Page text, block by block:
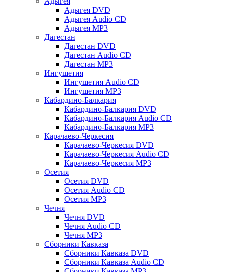
Адыгея DVD
Адыгея Audio CD
Адыгея MP3
Дагестан
Дагестан DVD
Дагестан Audio CD
Дагестан MP3
Ингушетия
Ингушетия Audio CD
Ингушетия MP3
Кабардино-Балкария
Кабардино-Балкария DVD
Кабардино-Балкария Audio CD
Кабардино-Балкария MP3
Карачаево-Черкесия
Карачаево-Черкесия DVD
Карачаево-Черкесия Audio CD
Карачаево-Черкесия MP3
Осетия
Осетия DVD
Осетия Audio CD
Осетия MP3
Чечня
Чечня DVD
Чечня Audio CD
Чечня MP3
Сборники Кавказа
Сборники Кавказа DVD
Сборники Кавказа Audio CD